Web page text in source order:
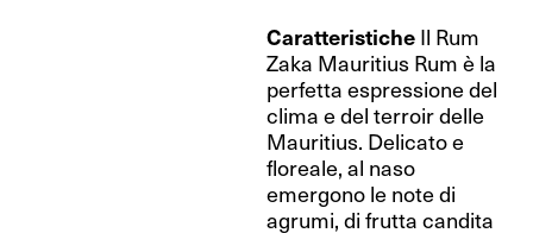
Caratteristiche Il Rum
Zaka Mauritius Rum è la
perfetta espressione del
clima e del terroir delle
Mauritius. Delicato e
floreale, al naso
emergono le note di
agrumi, di frutta candita